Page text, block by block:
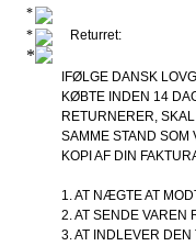
Returret:
IFØLGE DANSK
KØBTE INDEN 14
RETURNERER,
SAMME STAND SOM
KOPI AF DIN
1. AT NÆGTE AT
2. AT SENDE VAREN
3. AT INDLEVER